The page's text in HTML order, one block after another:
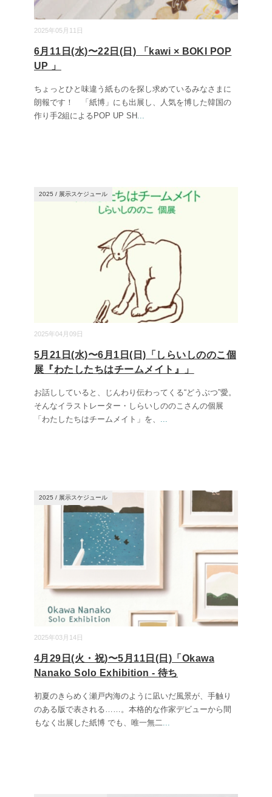
2025年05月11日
6月11日(水)〜22日(日) 「kawi × BOKI POP
UP 」
ちょっとひと味違う紙ものを探し求めているみなさまに
朗報です！ 「紙博」にも出展し、人気を博した韓国の
作り手2組によるPOP UP SH ...
2025年04月09日
2025 / 展示スケジュール
5月21日(水)〜6月1日(日)「しらいしののこ個
展『わたしたちはチームメイト』」
お話ししていると、じんわり伝わってくる“どうぶつ”愛。
そんなイラストレーター・しらいしののこさんの個展
「わたしたちはチームメイト」を、 ...
2025年03月14日
2025 / 展示スケジュール
4月29日(火・祝)〜5月11日(日)「Okawa
Nanako Solo Exhibition - 待ち
初夏のきらめく瀬戸内海のように凪いだ風景が、手触り
のある版で表される……。本格的な作家デビューから間
もなく出展した紙博 でも、唯一無二...